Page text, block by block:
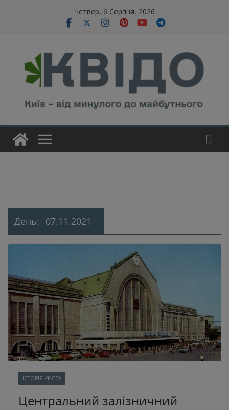
Четвер, 6 Серпня, 2026
День: 07.11.2021
ІСТОРІЯ КИЄВА
Центральний залізничний
modal-check